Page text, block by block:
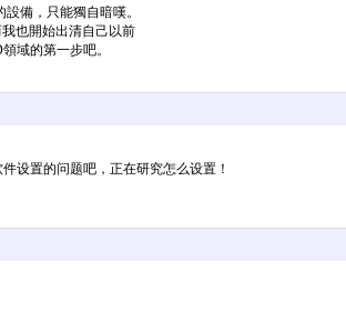
備，只能獨自暗嘆。
也開始出清自己以前
域的第一步吧。
设置的问题吧，正在研究怎么设置！